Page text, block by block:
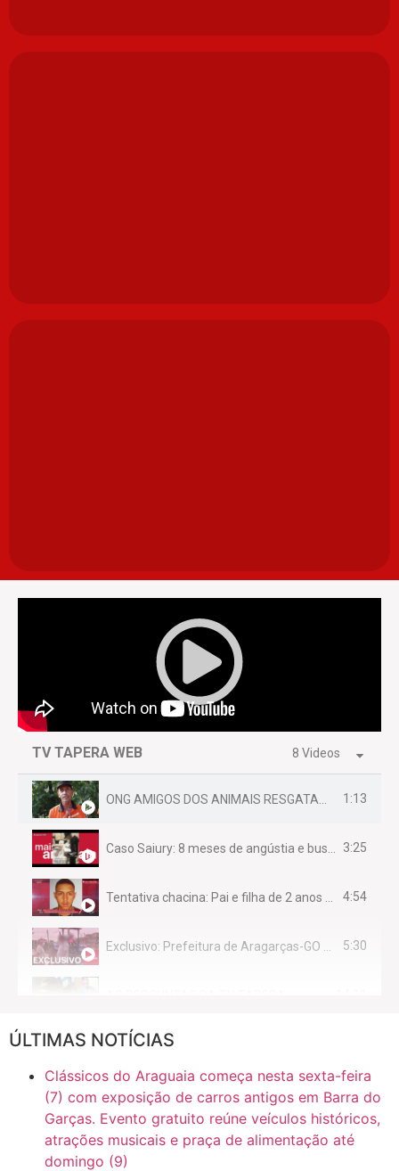
TV TAPERA WEB 8 Videos
1:13
3:25
4:54
5:30
CASO SAIURY - SEM CORTES
Mini Ginásio de Aragarças- Só a bo$ta 6:31
ARAGARÇAS: Uma das obras que não tem prioridade 7:10
ÚLTIMAS NOTÍCIAS
Clássicos do Araguaia começa nesta sexta-feira
(7) com exposição de carros antigos em Barra do
Garças. Evento gratuito reúne veículos históricos,
atrações musicais e praça de alimentação até
domingo (9)